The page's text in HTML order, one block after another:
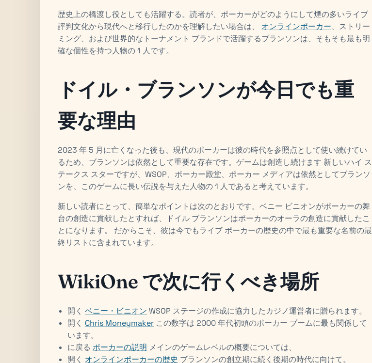
歴史上の橋渡し役としても活躍する。読者が、ポーカーがどのようにして煙の多いライブ
評判文化から現代へと移行したのかを理解したい場合は、 オンラインポーカー、ストリー
ミング、および世界的なトーナメント ブランドで活躍するブランソンは、そもそも最も明
確な個性を持つ人物の 1 人です。
ドイル・ブランソンが今日でも重
要な理由
2023 年 5 月に亡くなった後も、現代のポーカーは彼の時代を参照点として使い続けてい
るため、ブランソンは依然として重要な存在です。ゲームは創造し続けます 新しいハイ ス
テークス スターですが、WSOP、ポーカー殿堂、ポーカー メディアは依然としてブランソ
ンを、このゲームに長い伝説を与えた人物の 1 人であると考えています。
新しい読者にとって、簡単なポイントは次のとおりです。ベニー ビニオンがポーカーの舞
台の創造に貢献したとすれば、ドイル ブランソンはポーカーのオーラの創造に貢献したこ
とになります。 だからこそ、彼は今でもライブ ポーカーの歴史の中で最も重要な名前の最
終リストに含まれています。
WikiOne で次に行くべき場所
開く ベニー・ビニオン WSOP ステージの作成に協力したカジノ運営者に贈られます。
開く Chris Moneymaker この数字は 2000 年代初頭のポーカー ブームに最も関係して
います。
に戻る ポーカーの説明 メインのゲームレベルの概要については、
開く オンラインポーカーの歴史 ブランソンの創立期に続く後期の時代に向けて。